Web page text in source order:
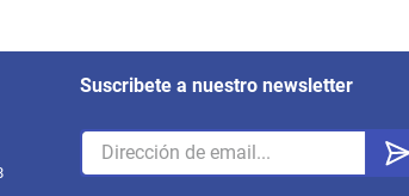
Suscribete a nuestro newsletter